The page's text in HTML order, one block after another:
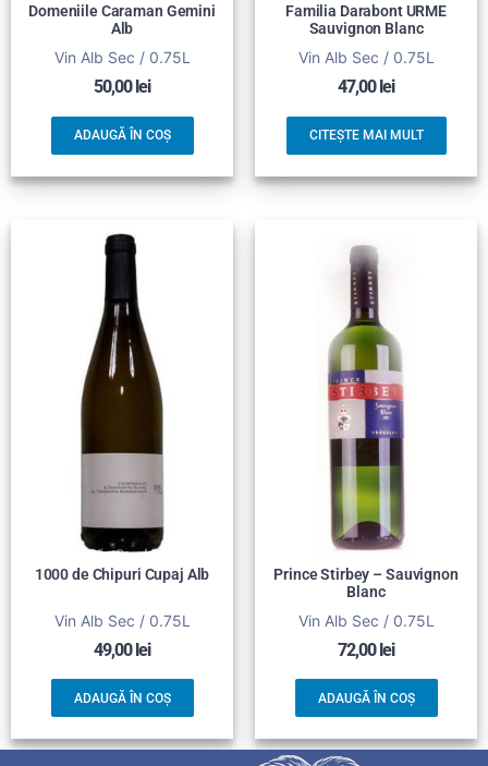
Domeniile Caraman Gemini
Alb
Vin Alb Sec / 0.75L
50,00 lei
ADAUGĂ ÎN COȘ
Familia Darabont URME
Sauvignon Blanc
Vin Alb Sec / 0.75L
47,00 lei
CITEȘTE MAI MULT
1000 de Chipuri Cupaj Alb
Vin Alb Sec / 0.75L
49,00lei
ADAUGĂ ÎN COȘ
Prince Stirbey – Sauvignon
Blanc
Vin Alb Sec / 0.75L
72,00lei
ADAUGĂ ÎN COȘ